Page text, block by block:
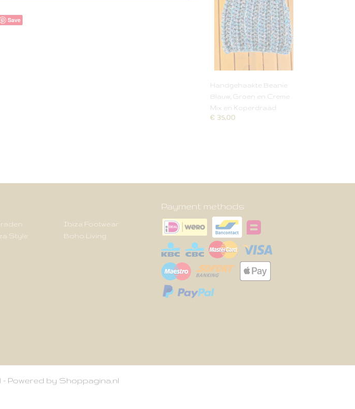
Save
Handgehaakte Beanie
Blauw, Groen en Creme
Mix en Koperdraad
€ 35,00
Style
Ibiza Footwear
Boho Living
Payment methods
- Powered by Shoppagina.nl